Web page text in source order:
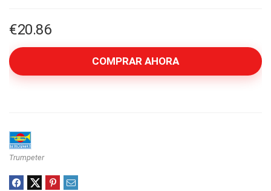
€20.86
COMPRAR AHORA
Trumpeter